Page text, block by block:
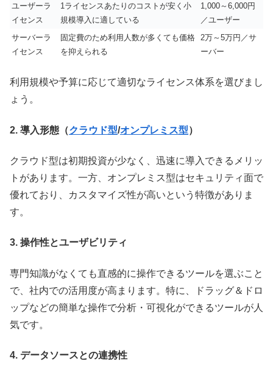
ユーザーラ
イセンス
1ライセンスあたりのコストが安く小
規模導入に適している
1,000～6,000円
／ユーザー
サーバーラ
イセンス
固定費のため利用人数が多くても価格
を抑えられる
2万～5万円／サ
ーバー
利用規模や予算に応じて適切なライセンス体系を選びまし
ょう。
2. 導入形態（クラウド型/オンプレミス型）
クラウド型は初期投資が少なく、迅速に導入できるメリッ
トがあります。一方、オンプレミス型はセキュリティ面で
優れており、カスタマイズ性が高いという特徴がありま
す。
3. 操作性とユーザビリティ
専門知識がなくても直感的に操作できるツールを選ぶこと
で、社内での活用度が高まります。特に、ドラッグ＆ドロ
ップなどの簡単な操作で分析・可視化ができるツールが人
気です。
4. データソースとの連携性